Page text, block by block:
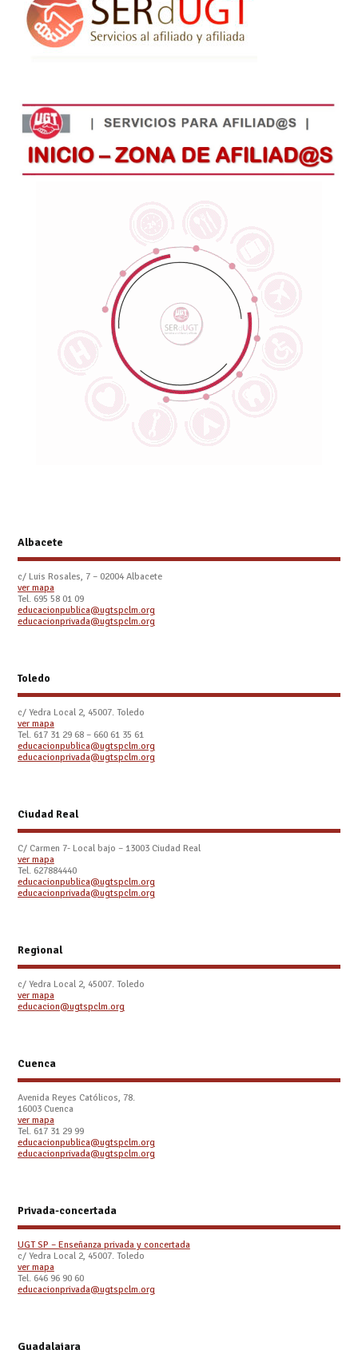
Albacete
c/ Luis Rosales, 7 – 02004 Albacete
ver mapa
Tel. 695 58 01 09
educacionpublica@ugtspclm.org
educacionprivada@ugtspclm.org
Toledo
c/ Yedra Local 2, 45007. Toledo
ver mapa
Tel. 617 31 29 68 – 660 61 35 61
educacionpublica@ugtspclm.org
educacionprivada@ugtspclm.org
Ciudad Real
C/ Carmen 7- Local bajo – 13003 Ciudad Real
ver mapa
Tel. 627884440
educacionpublica@ugtspclm.org
educacionprivada@ugtspclm.org
Regional
c/ Yedra Local 2, 45007. Toledo
ver mapa
educacion@ugtspclm.org
Cuenca
Avenida Reyes Católicos, 78.
16003 Cuenca
ver mapa
Tel. 617 31 29 99
educacionpublica@ugtspclm.org
educacionprivada@ugtspclm.org
Privada-concertada
UGT SP – Enseñanza privada y concertada
c/ Yedra Local 2, 45007. Toledo
ver mapa
Tel. 646 96 90 60
educacionprivada@ugtspclm.org
Guadalajara